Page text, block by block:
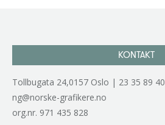
KONTAKT
Tollbugata 24,0157 Oslo | 23 35 89 40
ng@norske-grafikere.no
org.nr. 971 435 828